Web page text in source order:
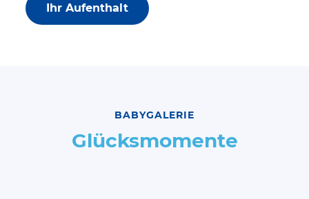
Ihr Aufenthalt
BABYGALERIE
Glücksmomente